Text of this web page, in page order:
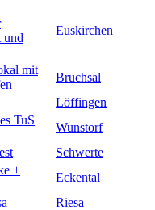
und
Euskirchen
mit
Bruchsal
Löffingen
TuS
Wunstorf
Schwerte
+
Eckental
Riesa